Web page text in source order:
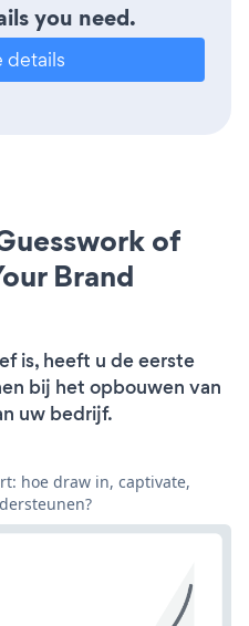
you need.
details
of
Brand
is, heeft u de eerste
bij het opbouwen van
uw bedrijf.
hoe draw in, captivate,